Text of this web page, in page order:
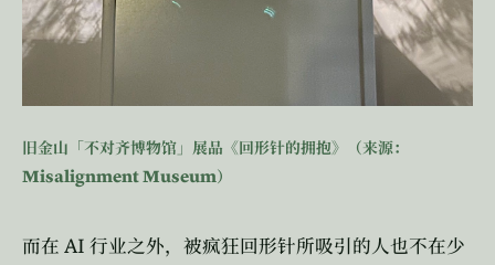
旧金山「不对齐博物馆」展品《回形针的拥抱》（来源：
Misalignment Museum）
而在 AI 行业之外，被疯狂回形针所吸引的人也不在少